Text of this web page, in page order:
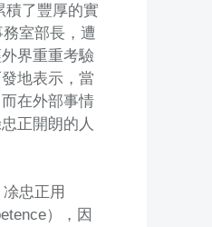
積了豐厚的實
室部長，遭
界重重考驗
地表示，當
在外部事情
正開朗的人
忠正用
），因